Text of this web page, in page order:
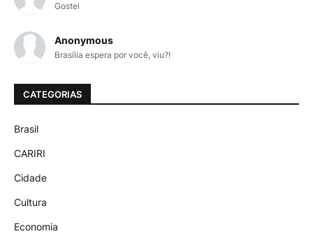
Gostei
Anonymous
Brasília espera por você, viu?!
CATEGORIAS
Brasil
CARIRI
Cidade
Cultura
Economia